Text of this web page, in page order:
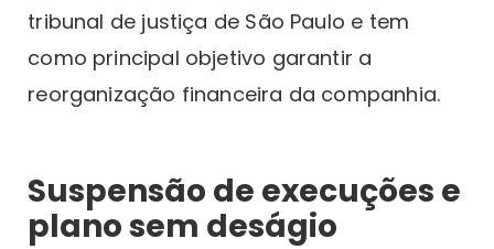
tribunal de justiça de São Paulo e tem
como principal objetivo garantir a
reorganização financeira da companhia.
Suspensão de execuções e
plano sem deságio